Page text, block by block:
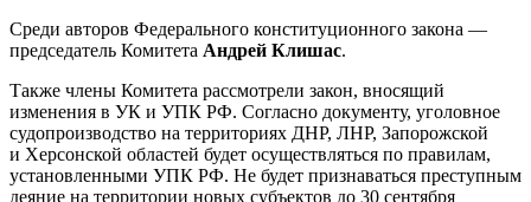
Среди авторов Федерального конституционного закона —
председатель Комитета Андрей Клишас.
Также члены Комитета рассмотрели закон, вносящий
изменения в УК и УПК РФ. Согласно документу, уголовное
судопроизводство на территориях ДНР, ЛНР, Запорожской
и Херсонской областей будет осуществляться по правилам,
установленными УПК РФ. Не будет признаваться преступным
деяние на территории новых субъектов до 30 сентября